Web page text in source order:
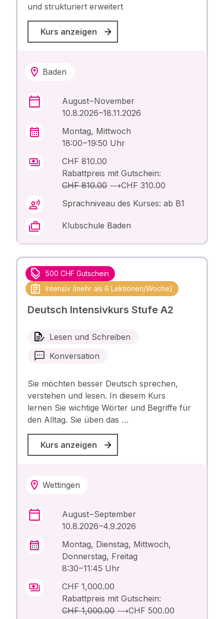
und strukturiert erweitert
Kurs anzeigen
Baden
August – November
10.8.2026 –18.11.2026
Montag, Mittwoch
18:00 – 19:50 Uhr
CHF 810.00
Rabattpreis mit Gutschein:
CHF 810.00⟶CHF 310.00
Sprachniveau des Kurses: ab B1
Klubschule Baden
500 CHF Gutschein
Intensiv (mehr als 6 Lektionen/Woche)
Deutsch Intensivkurs Stufe A2
Lesen und Schreiben
Konversation
Sie möchten besser Deutsch sprechen,
verstehen und lesen. In diesem Kurs
lernen Sie wichtige Wörter und Begriffe für
den Alltag. Sie üben das …
Kurs anzeigen
Wettingen
August – September
10.8.2026 –4.9.2026
Montag, Dienstag, Mittwoch,
Donnerstag, Freitag
8:30 – 11:45 Uhr
CHF 1,000.00
Rabattpreis mit Gutschein:
CHF 1,000.00⟶CHF 500.00